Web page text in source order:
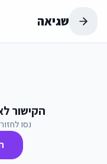
שגיאה
הקישור
נסו